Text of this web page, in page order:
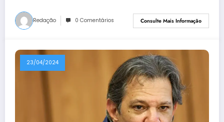
Redação 0 Comentários Consulte Mais Informação
23/04/2024